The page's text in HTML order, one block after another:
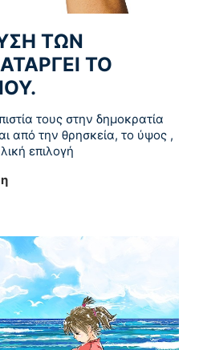
ΤΩΝ
ΤΟ
τους στην δημοκρατία
από την θρησκεία, το ύψος ,
επιλογή